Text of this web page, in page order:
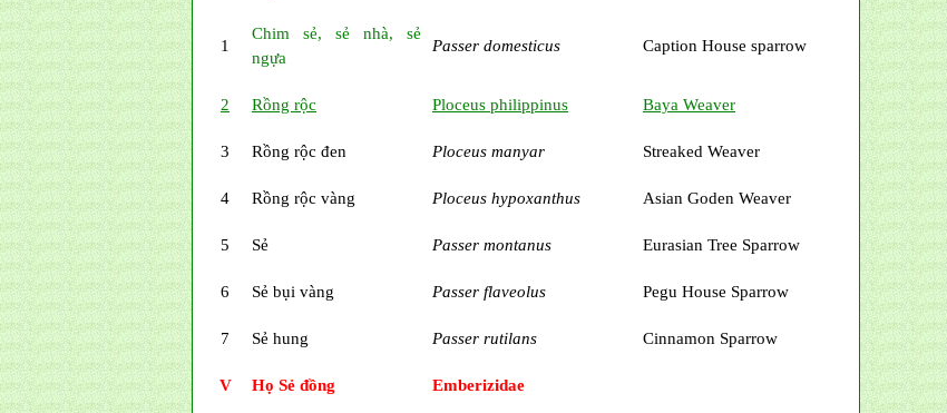
1
Chim sẻ, sẻ nhà, sẻ
ngựa
Passer domesticus Caption House sparrow
2 Rồng rộc Ploceus philippinus Baya Weaver
3 Rồng rộc đen Ploceus manyar Streaked Weaver
4 Rồng rộc vàng Ploceus hypoxanthus Asian Goden Weaver
5 Sẻ Passer montanus Eurasian Tree Sparrow
6 Sẻ bụi vàng Passer flaveolus Pegu House Sparrow
7 Sẻ hung Passer rutilans Cinnamon Sparrow
V Họ Sẻ đồng Emberizidae